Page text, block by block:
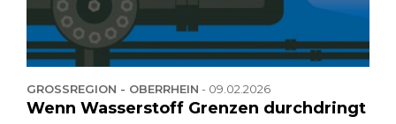
GROSSREGION - OBERRHEIN - 09.02.2026
Wenn Wasserstoff Grenzen durchdringt